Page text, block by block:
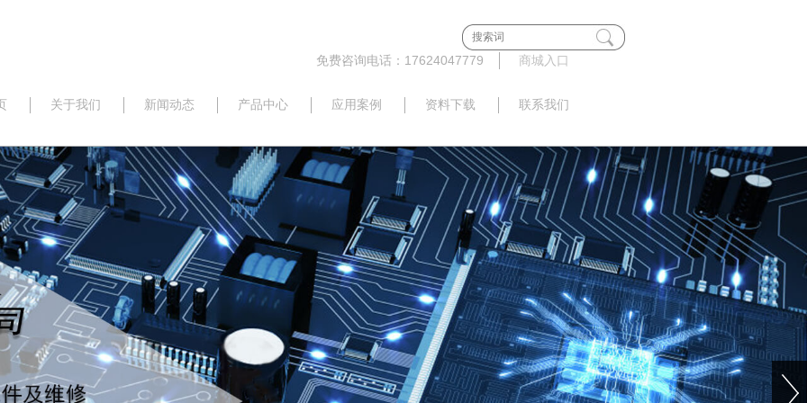
免费咨询电话：17624047779 商城入口
关于我们 新闻动态
公司动态
行业信息
最新资讯
产品中心
研华
威强
新汉
三碁
佛斯特
西门子
应用案例 资料下载 联系我们